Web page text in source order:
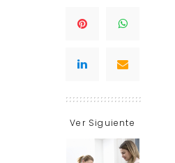
Ver Siguiente